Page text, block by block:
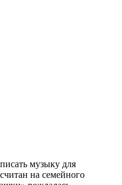
музыку для
на семейного